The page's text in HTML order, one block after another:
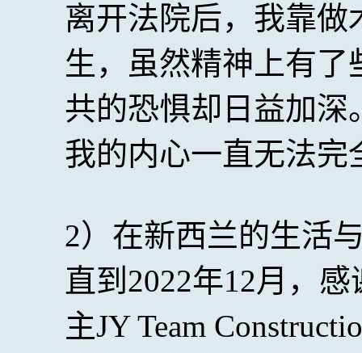
离开法院后，我靠
生，虽然精神上有
共的恐惧却日益加
我的内心一直无法完
2）在新西兰的生活
直到2022年12月，
主JY Team